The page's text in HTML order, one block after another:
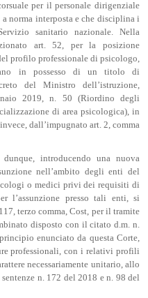
per il personale dirigenziale
norma interposta e che disciplina i
sanitario nazionale. Nella
art. 52, per la posizione
profilo professionale di psicologo,
in possesso di un titolo di
del Ministro dell’istruzione,
2019, n. 50 (Riordino degli
di area psicologica), in
dall’impugnato art. 2, comma
introducendo una nuova
nell’ambito degli enti del
o medici privi dei requisiti di
l’assunzione presso tali enti, si
terzo comma, Cost, per il tramite
disposto con il citato d.m. n.
enunciato da questa Corte,
professionali, con i relativi profili
necessariamente unitario, allo
sentenze n. 172 del 2018 e n. 98 del